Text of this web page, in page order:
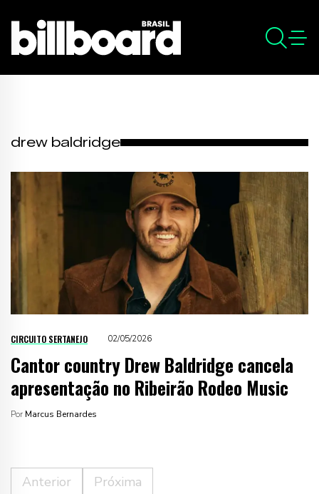
drew baldridge
CIRCUITO SERTANEJO 02/05/2026
Cantor country Drew Baldridge cancela
apresentação no Ribeirão Rodeo Music
Por Marcus Bernardes
Anterior Próxima